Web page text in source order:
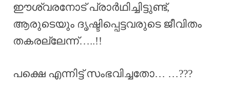
ഈശ്വരനോട് പ്രാർഥിച്ചിട്ടുണ്ട്,
ആരുടെയും ദൃഷ്ടിപ്പെട്ടവരുടെ ജീവിതം
തകരല്ലേന്ന്…..!!
പക്ഷെ എന്നിട്ട് സംഭവിച്ചതോ… …???